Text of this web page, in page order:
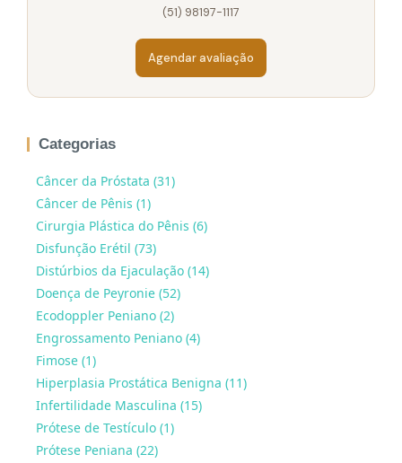
(51) 98197-1117
Agendar avaliação
Categorias
Câncer da Próstata (31)
Câncer de Pênis (1)
Cirurgia Plástica do Pênis (6)
Disfunção Erétil (73)
Distúrbios da Ejaculação (14)
Doença de Peyronie (52)
Ecodoppler Peniano (2)
Engrossamento Peniano (4)
Fimose (1)
Hiperplasia Prostática Benigna (11)
Infertilidade Masculina (15)
Prótese de Testículo (1)
Prótese Peniana (22)